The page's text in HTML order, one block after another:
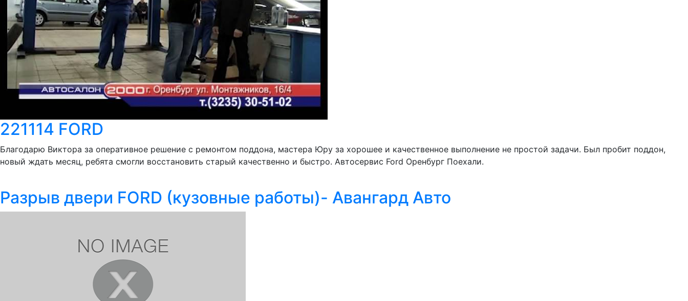
221114 FORD
Благодарю Виктора за оперативное решение с ремонтом поддона, мастера Юру за хорошее и качественное выполнение не простой задачи. Был пробит поддон,
новый ждать месяц, ребята смогли восстановить старый качественно и быстро. Автосервис Ford Оренбург Поехали.
Разрыв двери FORD (кузовные работы)- Авангард Авто